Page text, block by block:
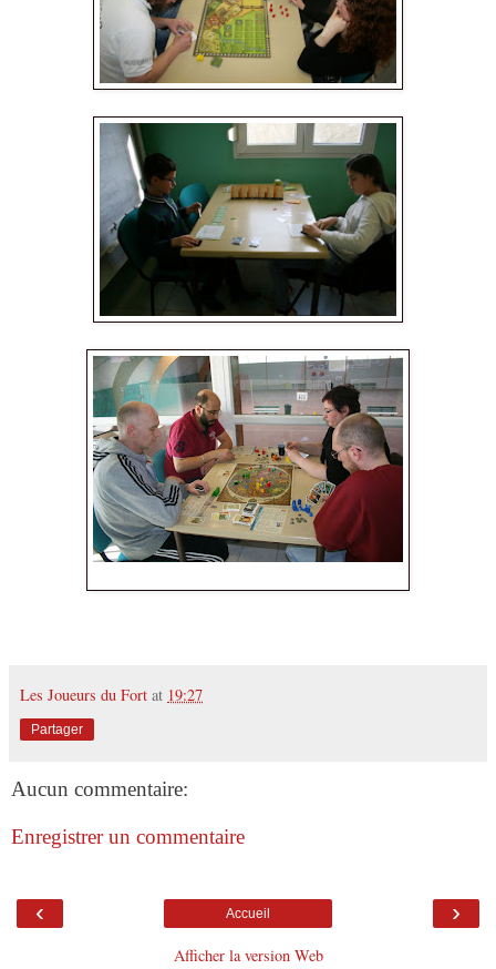
Les Joueurs du Fort at 19:27
Partager
Aucun commentaire:
Enregistrer un commentaire
‹ ›
Accueil
Afficher la version Web